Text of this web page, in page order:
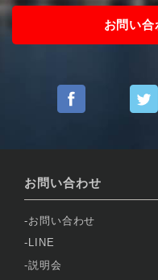
お問い
お問い合わせ
お問い合わせ
LINE
説明会